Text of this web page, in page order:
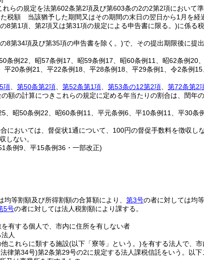
れらの規定を法第602条第2項及び第603条の2の2第2項において
税額 当該猶予した期間又はその期間の末日の翌日から1月を経
8第1項、第2項又は第31項の規定による申告書に限る。)に係る
8第34項及び第35項の申告書を除く。)で、その提出期限後に提
条例22、昭57条例17、昭59条例17、昭60条例11、昭62条例20
平20条例21、平22条例18、平28条例18、平29条例1、令2条例
項 第50条第2項 第52条第1項 第53条の12第2項 第72条第2
額の計算につきこれらの規定に定める年当たりの割合は、閏年
、昭50条例22、昭60条例11、平元条例6、平10条例11、平30条
においては、督促状1通について、100円の督促手数料を徴収し
しない。
条例9、平15条例36・一部改正)
均等割額及び所得割額の合算額により、 第3号の者に対しては均
5号の者に対しては法人税割額により課する。
有する個人で、市内に住所を有しない者
人
これらに類する施設(以下「寮等」という。)を有する法人で、
律第34号)第2条第29号の2に規定する法人課税信託をいう。以